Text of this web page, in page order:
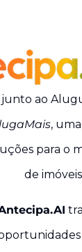
junto ao
,
para o
de imóveis